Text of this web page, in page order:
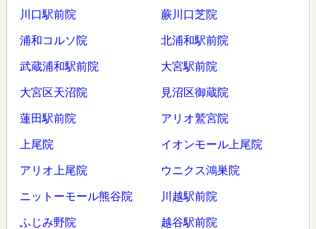
川口駅前院
蕨川口芝院
浦和コルソ院 北浦和駅前院
武蔵浦和駅前院 大宮駅前院
大宮区天沼院 見沼区御蔵院
蓮田駅前院 アリオ鷲宮院
上尾院 イオンモール上尾院
アリオ上尾院 ウニクス鴻巣院
ニットーモール熊谷院 川越駅前院
ふじみ野院 越谷駅前院